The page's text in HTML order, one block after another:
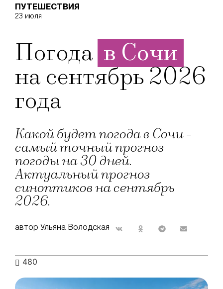
ПУТЕШЕСТВИЯ
23 июля
Погода в Сочи
на сентябрь 2026
года
Какой будет погода в Сочи -
самый точный прогноз
погоды на 30 дней.
Актуальный прогноз
синоптиков на сентябрь
2026.
автор Ульяна Володская
480